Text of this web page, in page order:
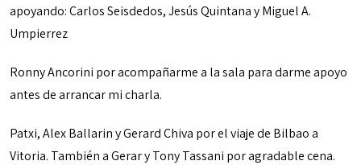
apoyando: Carlos Seisdedos, Jesús Quintana y Miguel A.
Umpierrez
Ronny Ancorini por acompañarme a la sala para darme apoyo
antes de arrancar mi charla.
Patxi, Alex Ballarin y Gerard Chiva por el viaje de Bilbao a
Vitoria. También a Gerar y Tony Tassani por agradable cena.